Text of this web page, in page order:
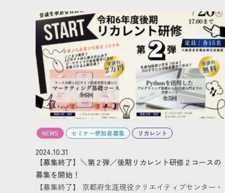
NEWS セミナー参加者募集 リカレント
2024.10.31
【募集終了】＼第２弾／後期リカレント研修２コースの
募集を開始！
【募集終了】 京都府生涯現役クリエイティブセンター・